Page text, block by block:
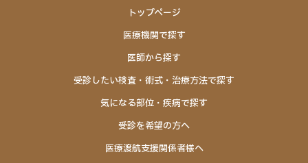
トップページ
医療機関で探す
医師から探す
受診したい検査・術式・治療方法で探す
気になる部位・疾病で探す
受診を希望の方へ
医療渡航支援関係者様へ